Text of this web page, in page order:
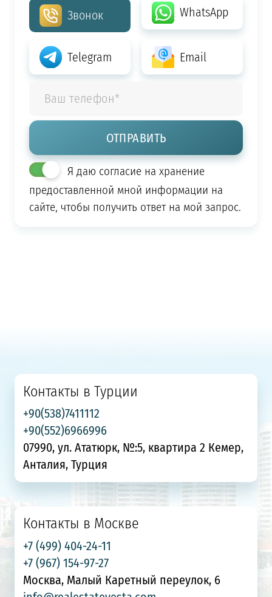
Звонок WhatsApp
Telegram Email
Я даю согласие на хранение
предоставленной мной информации на
сайте, чтобы получить ответ на мой запрос.
Контакты в Турции
+90(538)7411112
+90(552)6966996
07990, ул. Ататюрк, №:5, квартира 2 Кемер,
Анталия, Турция
Контакты в Москве
+7 (499) 404-24-11
+7 (967) 154-97-27
Москва, Малый Каретный переулок, 6